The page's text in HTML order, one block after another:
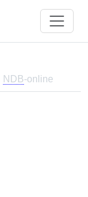
NDB-online